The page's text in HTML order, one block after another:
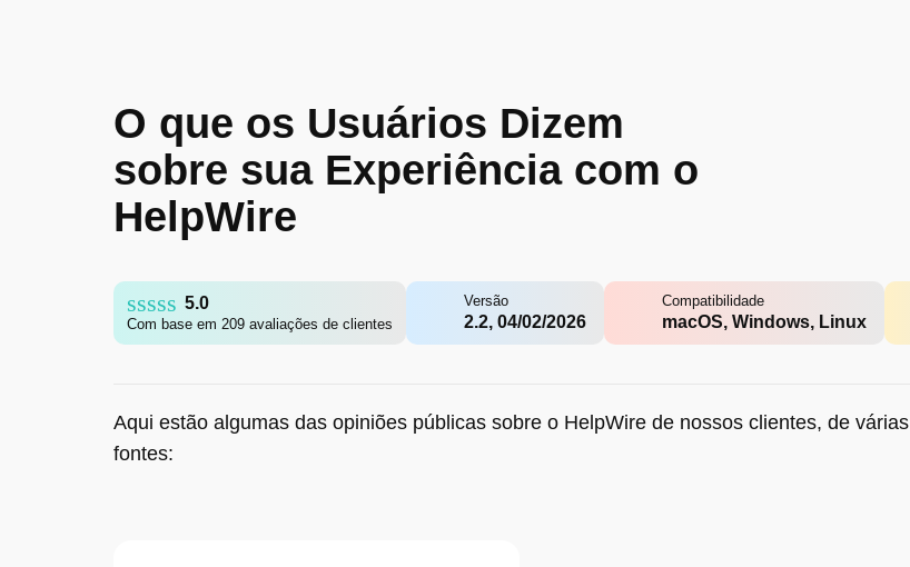
O que os Usuários Dizem
sobre sua Experiência com o
HelpWire
5.0
Com base em 209 avaliações de clientes
Versão
2.2, 04/02/2026
Compatibilidade
macOS, Windows, Linux
Aqui estão algumas das opiniões públicas sobre o HelpWire de nossos clientes, de várias
fontes: